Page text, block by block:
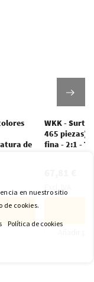
de
WKK -
465 piezas)
fina - 2:1 -
en nuestro sitio
de cookies.
Política de cookies